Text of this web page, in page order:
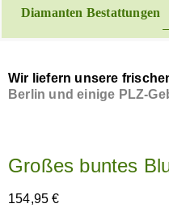
Diamanten Bestattungen
Wir liefern unsere
Berlin und einige PLZ-
Großes buntes
154,95€